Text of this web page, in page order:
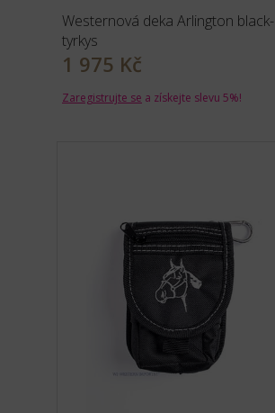
Westernová deka Arlington black-
tyrkys
1 975 Kč
Zaregistrujte se a získejte slevu 5%!